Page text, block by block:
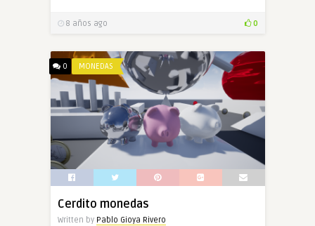
8 años ago 0
0 MONEDAS
Cerdito monedas
Written by Pablo Gioya Rivero